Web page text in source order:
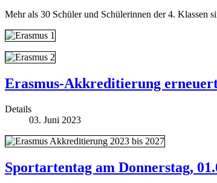
Mehr als 30 Schüler und Schülerinnen der 4. Klassen
Erasmus-Akkreditierung
Details
03. Juni 2023
Sportartentag am Donnerstag,